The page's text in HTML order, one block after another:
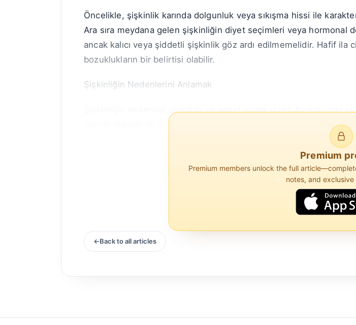
Öncelikle, şişkinlik karında dolgunluk veya sıkışma hissi ile
Ara sıra meydana gelen şişkinliğin diyet seçimleri veya
ancak kalıcı veya şiddetli şişkinlik göz ardı edilmemelidir. Hafif
bozuklukların bir belirtisi olabilir.
Şişkinliğin Nedenlerini Anlamak
Şişkinliğin nedenleri çeşitlidir ve genel olarak diyet, fonksiyonel
yaygın olanıdır ve sindirimi zor veya gaz üreten yiyeceklerin
Premium
Premium members unlock the full
notes, and
Back to all articles